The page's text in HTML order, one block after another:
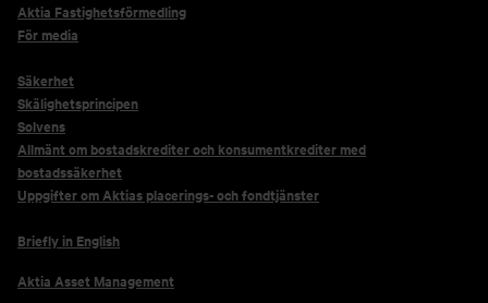
Aktia Fastighetsförmedling
För media
Säkerhet
Skälighetsprincipen
Solvens
Allmänt om bostadskrediter och konsumentkrediter med
bostadssäkerhet
Uppgifter om Aktias placerings- och fondtjänster
Briefly in English
Aktia Asset Management